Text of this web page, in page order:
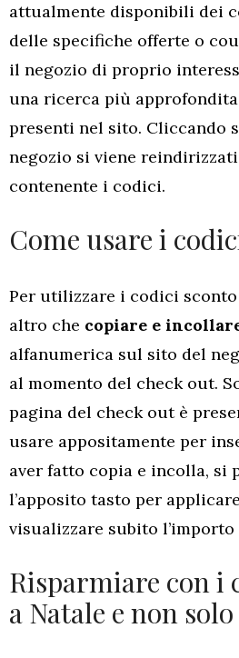
attualmente disponibili dei
delle specifiche offerte o
il negozio di proprio
una ricerca più
presenti nel sito. Cliccando
negozio si viene
contenente i codici.
Come usare i
Per utilizzare i codici
altro che copiare e
alfanumerica sul sito del
al momento del check out.
pagina del check out è
usare appositamente per
aver fatto copia e incolla, si
l’apposito tasto per
visualizzare subito l’importo
Risparmiare con i
a Natale e non solo